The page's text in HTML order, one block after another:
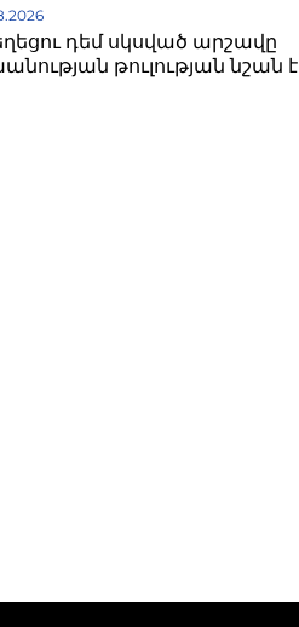
դեմ սկսված արշավը
թուլության նշան է